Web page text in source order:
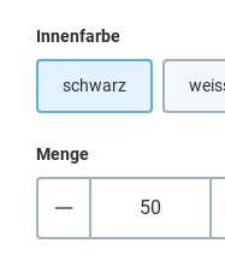
Innenfarbeauswählen
schwarz
Menge